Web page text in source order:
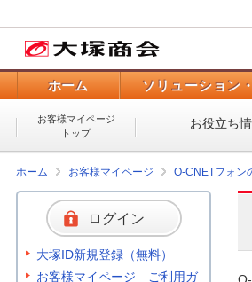
ホーム ソリューション
お客様マイページ
トップ
お役立ち
ホーム お客様マイページ O-CNETフォン
ログイン
大塚ID新規登録（無料）
お客様マイページ ご利用ガ